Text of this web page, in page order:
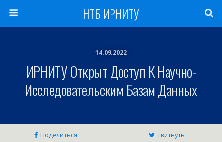
НТБ ИРНИТУ
14.09.2022
ИРНИТУ Открыт Доступ К Научно-
Исследовательским Базам Данных
Поделиться Твитнуть